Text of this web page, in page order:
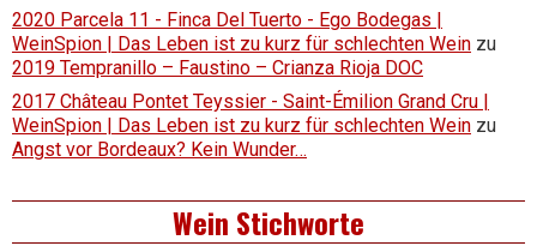
2020 Parcela 11 - Finca Del Tuerto - Ego Bodegas |
WeinSpion | Das Leben ist zu kurz für schlechten Wein zu
2019 Tempranillo – Faustino – Crianza Rioja DOC
2017 Château Pontet Teyssier - Saint-Émilion Grand Cru |
WeinSpion | Das Leben ist zu kurz für schlechten Wein zu
Angst vor Bordeaux? Kein Wunder…
Wein Stichworte